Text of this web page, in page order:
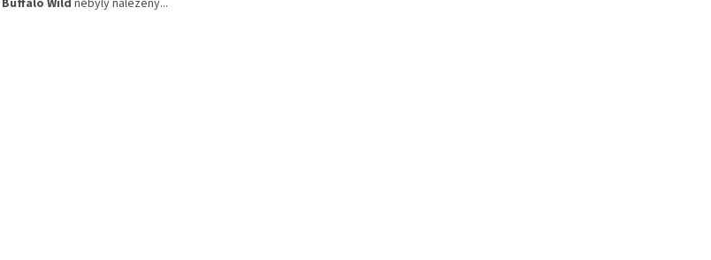
Buffalo Wild nebyly nalezeny...